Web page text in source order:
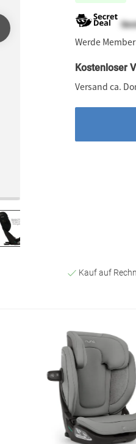
Werde
Kostenloser
Versand ca.
Kauf auf